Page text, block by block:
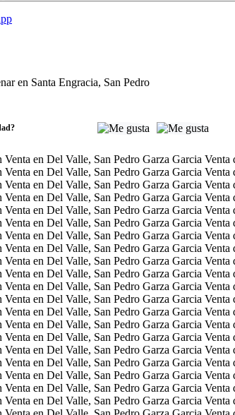
en Santa Engracia, San Pedro